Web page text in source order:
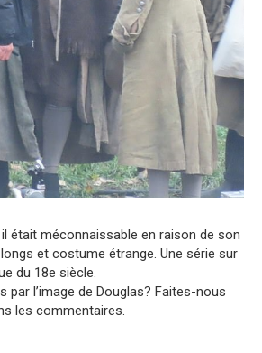
était méconnaissable en raison de son
et costume étrange. Une série sur
du 18e siècle.
par l’image de Douglas? Faites-nous
les commentaires.